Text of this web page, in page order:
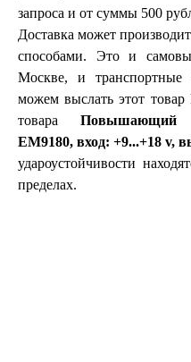
запроса и от суммы 500
Доставка может
способами. Это и
Москве, и
можем выслать этот
товараПовышающий
EM9180, вход: +9...+18 v,
удароустойчивости
пределах.